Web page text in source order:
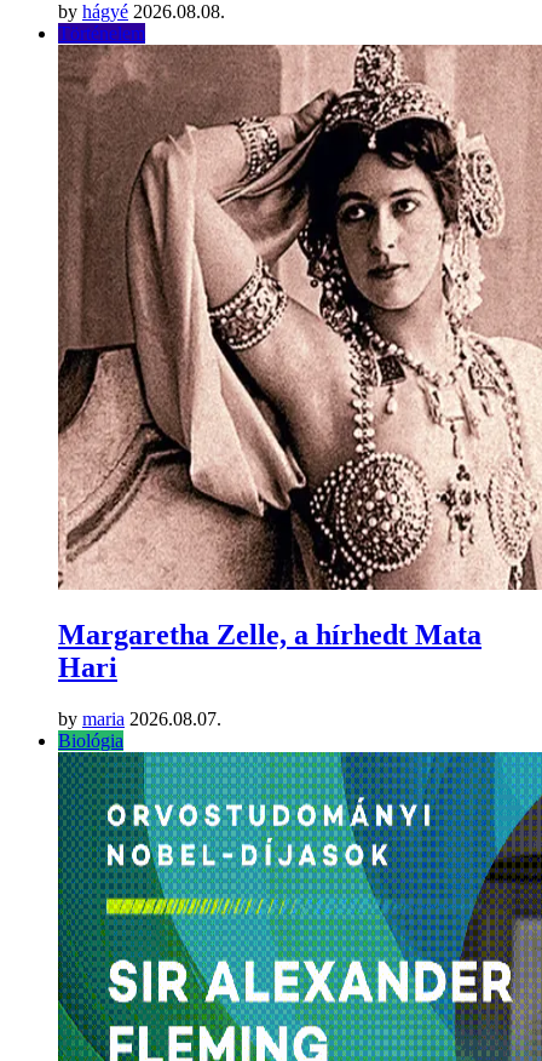
by hágyé 2026.08.08.
Történelem
Margaretha Zelle, a hírhedt Mata
Hari
by maria 2026.08.07.
Biológia